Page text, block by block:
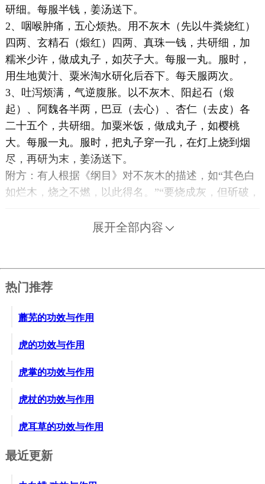
研细。每服半钱，姜汤送下。
2、咽喉肿痛，五心烦热。用不灰木（先以牛粪烧红）
四两、玄精石（煅红）四两、真珠一钱，共研细，加
糯米少许，做成丸子，如芡子大。每服一丸。服时，
用生地黄汁、粟米淘水研化后吞下。每天服两次。
3、吐泻烦满，气逆腹胀。以不灰木、阳起石（煅
起）、阿魏各半两，巴豆（去心）、杏仁（去皮）各
二十五个，共研细。加粟米饭，做成丸子，如樱桃
大。每服一丸。服时，把丸子穿一孔，在灯上烧到烟
尽，再研为末，姜汤送下。
附方：有人根据《纲目》对不灰木的描述，如“其色白
如烂木，烧之不燃，以此得名。”“要烧成灰，但斫破，
无烟。”认为“这些性质和现在的石棉很相似，可能就是
展开全部内容
热门推荐
蘼芜的功效与作用
虎的功效与作用
虎掌的功效与作用
虎杖的功效与作用
虎耳草的功效与作用
最近更新